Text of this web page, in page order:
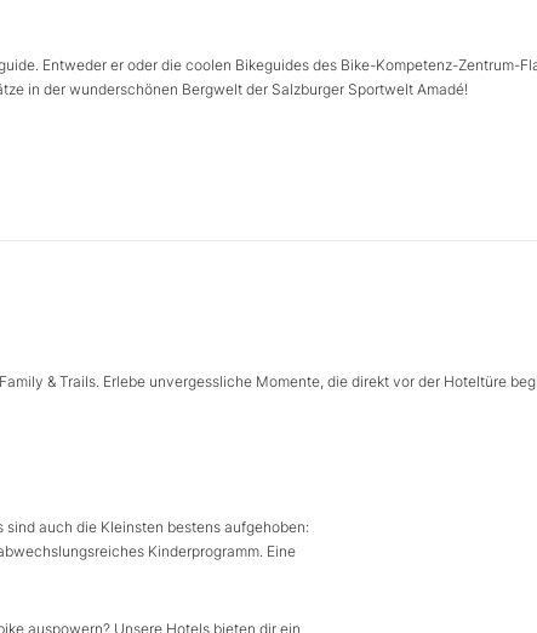
Entweder er oder die coolen Bikeguides des Bike-Kompetenz-Zentrum-
in der wunderschönen Bergwelt der Salzburger Sportwelt Amadé!
& Trails. Erlebe unvergessliche Momente, die direkt vor der Hoteltüre
sind auch die Kleinsten bestens aufgehoben:
Kinderprogramm. Eine
auspowern? Unsere Hotels bieten dir ein